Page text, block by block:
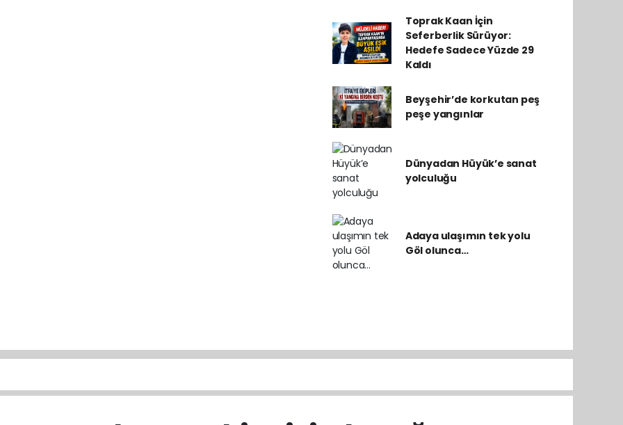
Toprak Kaan İçin
Seferberlik Sürüyor:
Hedefe Sadece Yüzde 29
Kaldı
Beyşehir’de korkutan peş
peşe yangınlar
Dünyadan Hüyük’e sanat
yolculuğu
Adaya ulaşımın tek yolu
Göl olunca…